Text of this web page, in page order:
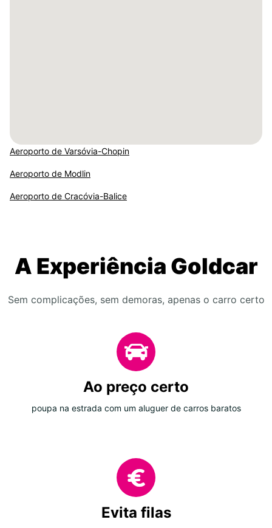
Aeroporto de Varsóvia-Chopin
Aeroporto de Modlin
Aeroporto de Cracóvia-Balice
A Experiência Goldcar
Sem complicações, sem demoras, apenas o carro certo
Ao preço certo
poupa na estrada com um aluguer de carros baratos
Evita filas